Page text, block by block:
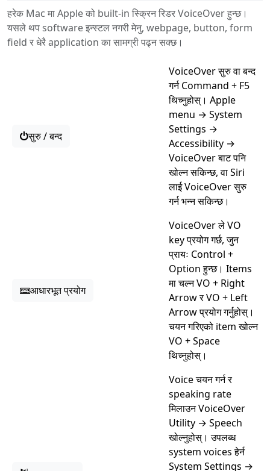
हरेक Mac मा Apple को built-in स्क्रिन रिडर VoiceOver हुन्छ।
यसले थप software इन्स्टल नगरी मेनु, webpage, button, form
field र धेरै application का सामग्री पढ्न सक्छ।
सुरु / बन्द
VoiceOver सुरु वा बन्द
गर्न Command + F5
थिच्नुहोस्। Apple
menu → System
Settings →
Accessibility →
VoiceOver बाट पनि
खोल्न सकिन्छ, वा Siri
लाई VoiceOver सुरु
गर्न भन्न सकिन्छ।
आधारभूत प्रयोग
VoiceOver ले VO
key प्रयोग गर्छ, जुन
प्रायः Control +
Option हुन्छ। Items
मा चल्न VO + Right
Arrow र VO + Left
Arrow प्रयोग गर्नुहोस्।
चयन गरिएको item खोल्न
VO + Space
थिच्नुहोस्।
Voice चयन गर्न र
speaking rate
मिलाउन VoiceOver
Utility → Speech
खोल्नुहोस्। उपलब्ध
system voices हेर्न
System Settings →